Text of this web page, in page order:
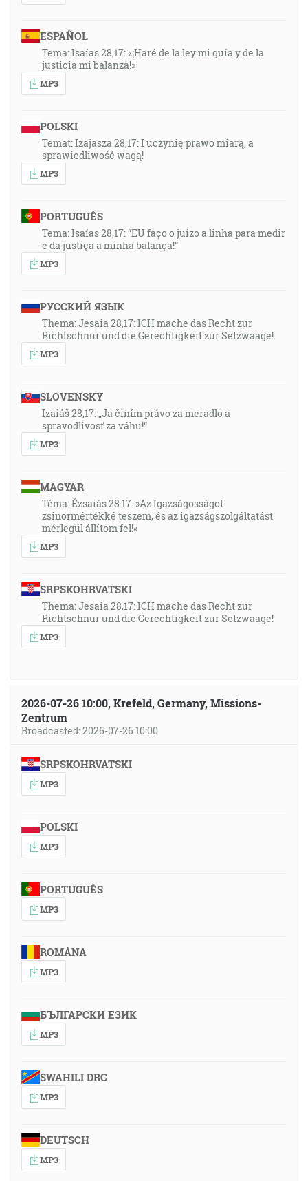
ESPAÑOL
Tema: Isaías 28,17: «¡Haré de la ley mi guía y de la
justicia mi balanza!»
MP3
POLSKI
Temat: Izajasza 28,17: I uczynię prawo miarą, a
sprawiedliwość wagą!
MP3
PORTUGUÊS
Tema: Isaías 28,17: “EU faço o juizo a linha para medir
e da justiça a minha balança!”
MP3
РУССКИЙ ЯЗЫК
Thema: Jesaia 28,17: ICH mache das Recht zur
Richtschnur und die Gerechtigkeit zur Setzwaage!
MP3
SLOVENSKY
Izaiáš 28,17: „Ja činím právo za meradlo a
spravodlivosť za váhu!“
MP3
MAGYAR
Téma: Ézsaiás 28:17: »Az Igazságosságot
zsinormértékké teszem, és az igazságszolgáltatást
mérlegül állítom fel!«
MP3
SRPSKOHRVATSKI
Thema: Jesaia 28,17: ICH mache das Recht zur
Richtschnur und die Gerechtigkeit zur Setzwaage!
MP3
2026-07-26 10:00, Krefeld, Germany, Missions-
Zentrum
Broadcasted: 2026-07-26 10:00
SRPSKOHRVATSKI
MP3
POLSKI
MP3
PORTUGUÊS
MP3
ROMÂNA
MP3
БЪЛГАРСКИ ЕЗИК
MP3
SWAHILI DRC
MP3
DEUTSCH
MP3